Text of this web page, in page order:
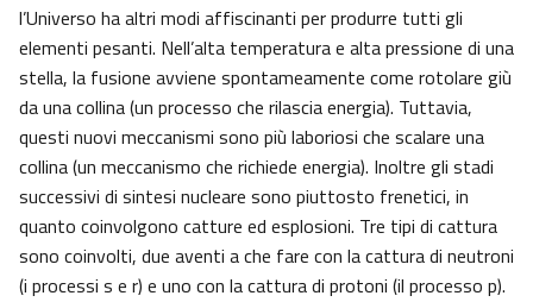
l’Universo ha altri modi affiscinanti per produrre tutti gli
elementi pesanti. Nell’alta temperatura e alta pressione di una
stella, la fusione avviene spontameamente come rotolare giù
da una collina (un processo che rilascia energia). Tuttavia,
questi nuovi meccanismi sono più laboriosi che scalare una
collina (un meccanismo che richiede energia). Inoltre gli stadi
successivi di sintesi nucleare sono piuttosto frenetici, in
quanto coinvolgono catture ed esplosioni. Tre tipi di cattura
sono coinvolti, due aventi a che fare con la cattura di neutroni
(i processi s e r) e uno con la cattura di protoni (il processo p).